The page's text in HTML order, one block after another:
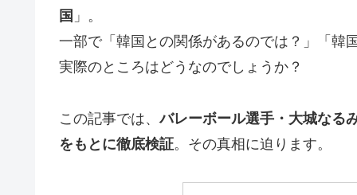
国 」。
一部で「韓国との関係があるのでは？」「韓
実際のところはどうなのでしょうか？
この記事では、バレーボール選手・大城なる
をもとに徹底検証。その真相に迫ります。